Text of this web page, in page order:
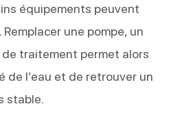
équipements peuvent
une pompe, un
traitement permet alors
de l’eau et de retrouver un
stable.